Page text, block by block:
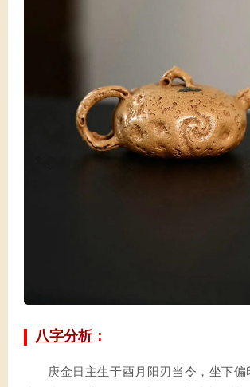
八字分析：
庚金日主生于酉月阳刃当令，坐下